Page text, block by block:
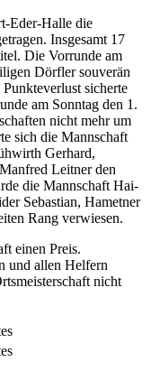
Eder-Halle die
Insgesamt 17
Die Vorrunde am
Dörfler souverän
sicherte
am Sonntag den 1.
nicht mehr um
sich die Mannschaft
Gerhard,
Leitner den
die Mannschaft Hai-
Sebastian, Hametner
Rang verwiesen.
einen Preis.
und allen Helfern
nicht